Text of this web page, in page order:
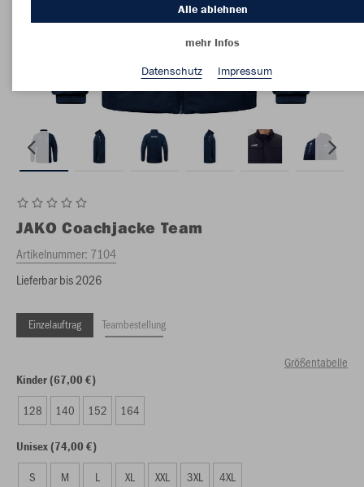
JAKO Coachjacke Team
Artikelnummer: 7104
Lieferbar bis 2026
Einzelauftrag Teambestellung
Größentabelle
Kinder (67,00 €)
128 140 152 164
Unisex (74,00 €)
S M L XL XXL 3XL 4XL
Alle ablehnen
mehr Infos
Datenschutz
Impressum